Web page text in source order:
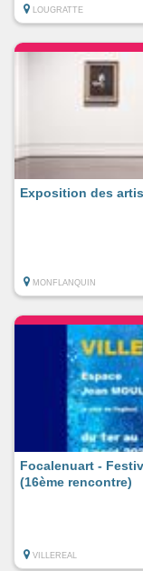
LOUGRATTE
Exposition des
MONFLANQUIN
Focalenuart -
(16ème rencontre)
VILLEREAL